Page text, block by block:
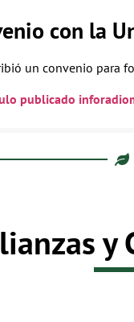
con la
un convenio
publicado
y